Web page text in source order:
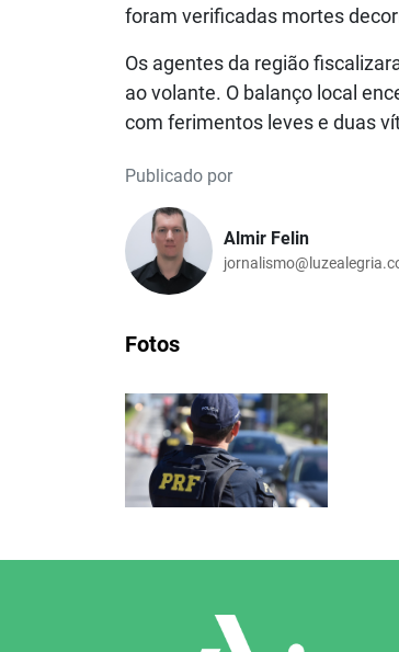
foram verificadas mortes
Os agentes da região
ao volante. O balanço local
com ferimentos leves e duas
Publicado por
Almir Felin
Fotos